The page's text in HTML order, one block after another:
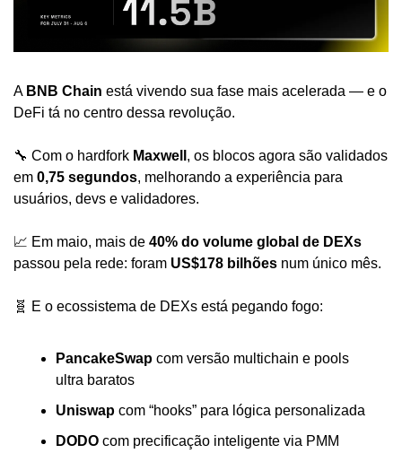
A BNB Chain está vivendo sua fase mais acelerada — e o
DeFi tá no centro dessa revolução.
🔧 Com o hardfork Maxwell , os blocos agora são validados
em 0,75 segundos, melhorando a experiência para
usuários, devs e validadores.
📈 Em maio, mais de 40% do volume global de DEXs
passou pela rede: foram US$178 bilhões num único mês.
🧬 E o ecossistema de DEXs está pegando fogo:
PancakeSwap com versão multichain e pools
ultra baratos
Uniswap com “hooks” para lógica personalizada
DODO com precificação inteligente via PMM